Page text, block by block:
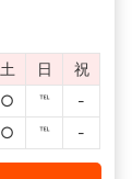
土 日
祝
○ ℡
-
○ ℡ -